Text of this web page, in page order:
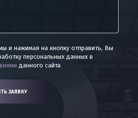
и нажимая на кнопку отправить, Вы
персональных данных в
данного сайта
ЗАЯВКУ